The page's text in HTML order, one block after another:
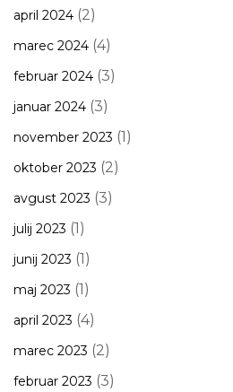
april 2024 (2)
marec 2024 (4)
februar 2024 (3)
januar 2024 (3)
november 2023 (1)
oktober 2023 (2)
avgust 2023 (3)
julij 2023 (1)
junij 2023 (1)
maj 2023 (1)
april 2023 (4)
marec 2023 (2)
februar 2023 (3)